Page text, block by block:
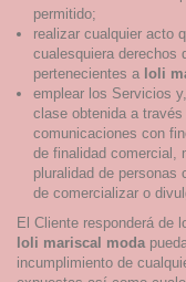
permitido;
realizar cualquier acto
cualesquiera derechos
pertenecientes a loli
emplear los Servicios
clase obtenida a
comunicaciones con
de finalidad comercial,
pluralidad de personas
de comercializar o
El Cliente responderá de
loli mariscal moda
incumplimiento de